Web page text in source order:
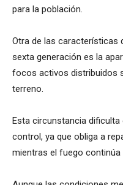
para la población.
Otra de las características
sexta generación es la
focos activos distribuidos
terreno.
Esta circunstancia
control, ya que obliga a
mientras el fuego continúa